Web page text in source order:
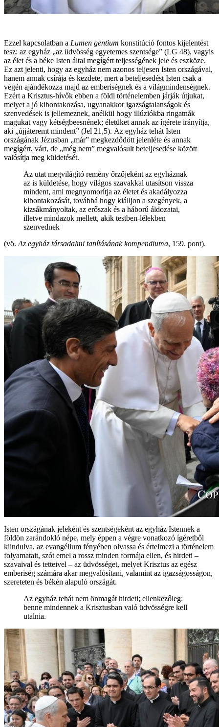
Ezzel kapcsolatban a Lumen gentium konstitúció fontos kijelentést
tesz: az egyház „az üdvösség egyetemes szentsége” (LG 48), vagyis
az élet és a béke Isten által megígért teljességének jele és eszköze.
Ez azt jelenti, hogy az egyház nem azonos teljesen Isten országával,
hanem annak csírája és kezdete, mert a beteljesedést Isten csak a
végén ajándékozza majd az emberiségnek és a világmindenségnek.
Ezért a Krisztus-hívők ebben a földi történelemben járják útjukat,
melyet a jó kibontakozása, ugyanakkor igazságtalanságok és
szenvedések is jellemeznek, anélkül hogy illúziókba ringatnák
magukat vagy kétségbeesnének; életüket annak az ígérete irányítja,
aki „újjáteremt mindent” (Jel 21,5). Az egyház tehát Isten
országának Jézusban „már” megkezdődött jelenléte és annak
megígért, várt, de „még nem” megvalósult beteljesedése között
valósítja meg küldetését.
Az utat megvilágító remény őrzőjeként az egyháznak
az is küldetése, hogy világos szavakkal utasítson vissza
mindent, ami megnyomorítja az életet és akadályozza
kibontakozását, továbbá hogy kiálljon a szegények, a
kizsákmányoltak, az erőszak és a háború áldozatai,
illetve mindazok mellett, akik testben-lélekben
szenvednek
(vö. Az egyház társadalmi tanításának kompendiuma, 159. pont).
Isten országának jeleként és szentségeként az egyház Istennek a
földön zarándokló népe, mely éppen a végre vonatkozó ígéretből
kiindulva, az evangélium fényében olvassa és értelmezi a történelem
folyamatait, szót emel a rossz minden formája ellen, és hirdeti –
szavaival és tetteivel – az üdvösséget, melyet Krisztus az egész
emberiség számára akar megvalósítani, valamint az igazságosságon,
szereteten és békén alapuló országát.
Az egyház tehát nem önmagát hirdeti; ellenkezőleg:
benne mindennek a Krisztusban való üdvösségre kell
utalnia.